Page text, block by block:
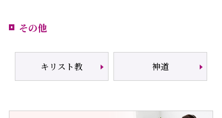
その他
キリスト教 神道